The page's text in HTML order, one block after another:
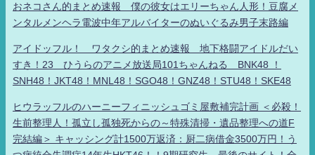
おネコさん的まとめ速報 僕の彼女はエリーちゃん人形！豆腐メ
ンタルメンヘラ電波中年アルバイターのぬいぐるみ男子末路編
アイドッフル！ ワタクシ的まとめ速報 地下格闘アイドルだい
すき！23 ひうらのアニメ放送局101ちゃんねる BNK48 ！
SNH48！JKT48！MNL48！SGO48！GNZ48！STU48！SKE48
ヒウラッフルのハーニーフィニッシュゴミ屋敷補完計画 ＜必殺！
生前整理人！孤立し孤独死からの～特殊清掃・遺品整理への道F
完結編＞ キャッシング計1500万返済：厨二病借金3500万円！う